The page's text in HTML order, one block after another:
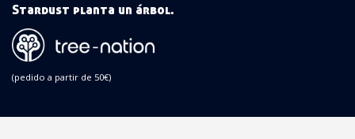
Stardust planta un árbol.
(pedido a partir de 50€)